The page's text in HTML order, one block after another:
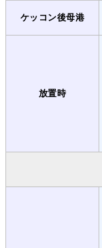
ケッコン後母港
放置時